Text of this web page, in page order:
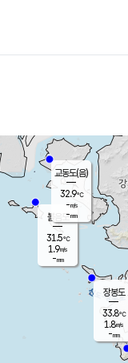
볼음도
31.5℃
1.9m/s
-mm
장봉도
33.8℃
1.8m/s
-mm
교동도(음)
32.9℃
-m/s
-mm